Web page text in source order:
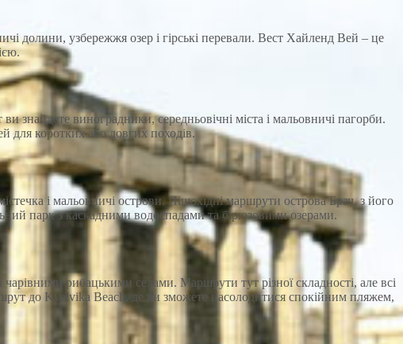
долини, узбережжя озер і гірські перевали. Вест Хайленд Вей – це
знайдете виноградники, середньовічні міста і мальовничі пагорби.
для коротких або довгих походів.
і мальовничі острови. Пішохідні маршрути острова Брач, з його
парк з каскадними водоспадами та бірюзовими озерами.
рибацькими селами. Маршрути тут різної складності, але всі
до Kvalvika Beach, де ви зможете насолодитися спокійним пляжем,